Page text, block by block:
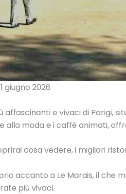
giugno 2026
affascinanti e vivaci di Parigi,
alla moda e i caffè animati,
cosa vedere, i migliori
accanto a Le Marais, il
più vivaci.